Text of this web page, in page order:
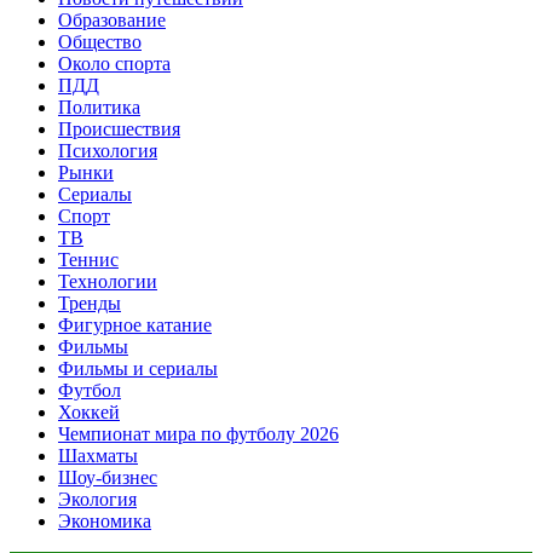
Образование
Общество
Около спорта
ПДД
Политика
Происшествия
Психология
Рынки
Сериалы
Спорт
ТВ
Теннис
Технологии
Тренды
Фигурное катание
Фильмы
Фильмы и сериалы
Футбол
Хоккей
Чемпионат мира по футболу 2026
Шахматы
Шоу-бизнес
Экология
Экономика